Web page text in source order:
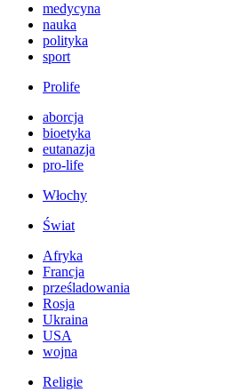
medycyna
nauka
polityka
sport
Prolife
aborcja
bioetyka
eutanazja
pro-life
Włochy
Świat
Afryka
Francja
prześladowania
Rosja
Ukraina
USA
wojna
Religie